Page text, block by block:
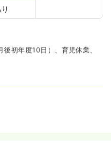
初年度10日）、育児休業、